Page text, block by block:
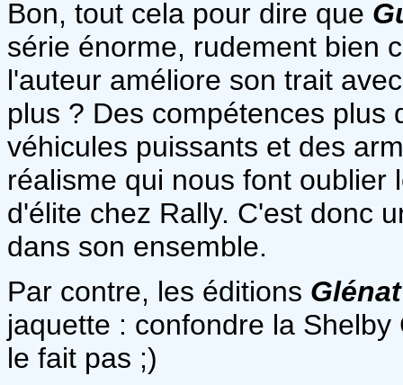
Bon, tout cela pour dire que
série énorme, rudement bien
l'auteur améliore son trait
plus ? Des compétences plus
véhicules puissants et des
réalisme qui nous font oublier
d'élite chez Rally. C'est donc
dans son ensemble.
Par contre, les éditions Glénat
jaquette : confondre la
le fait pas ;)